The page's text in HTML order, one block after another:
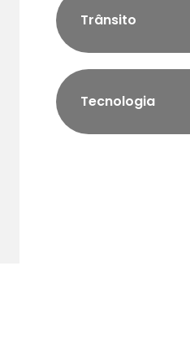
Trânsito
Tecnologia